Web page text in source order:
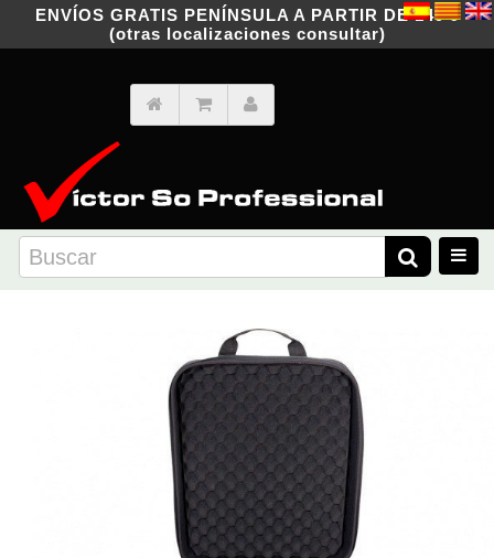
ENVÍOS GRATIS PENÍNSULA A PARTIR DE 149 €
(otras localizaciones consultar)